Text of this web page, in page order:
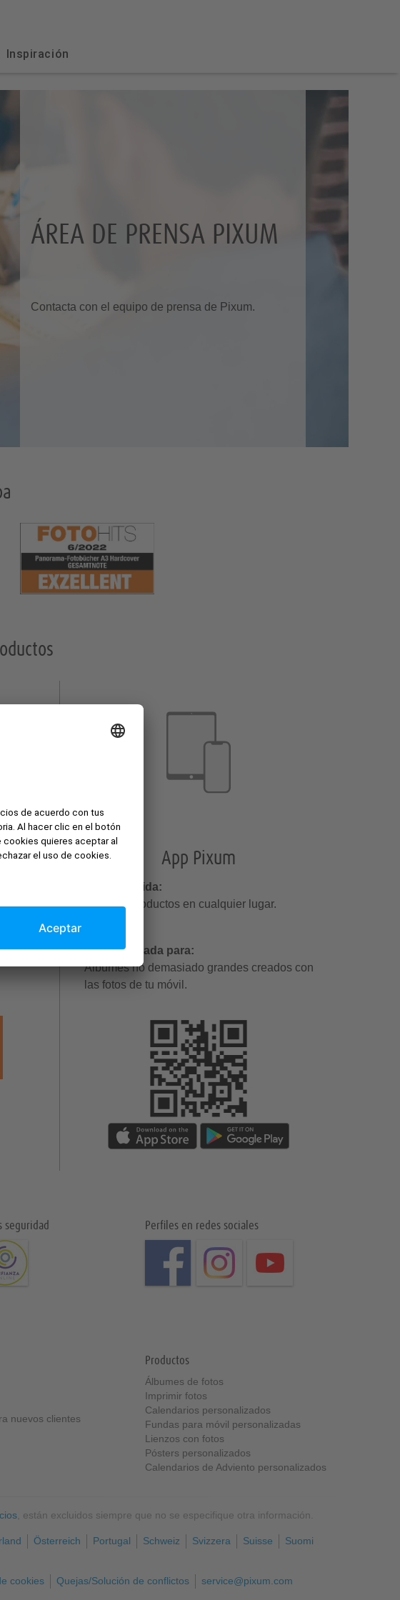
Inspiración
ÁREA DE PRENSA PIXUM
Contacta con el equipo de prensa de Pixum.
gran
App Pixum
Fácil & rápida:
Crea tus productos en cualquier lugar.
Recomendada para:
Álbumes no demasiado grandes creados con
las fotos de tu móvil.
seguridad Perfiles en redes sociales
nuevos clientes
Productos
Álbumes de fotos
Imprimir fotos
Calendarios personalizados
Fundas para móvil personalizadas
Lienzos con fotos
Pósters personalizados
Calendarios de Adviento personalizados
, están excluidos siempre que no se especifique otra información.
Österreich Portugal Schweiz Svizzera Suisse
Suomi
cookies Quejas/Solución de conflictos service@pixum.com